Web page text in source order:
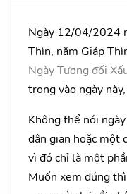
Ngày 12/04/2024
Thìn, năm Giáp
Ngày Tương đối
trọng vào ngày
Không thể nói
dân gian hoặc một
vì đó chỉ là một
Muốn xem đúng